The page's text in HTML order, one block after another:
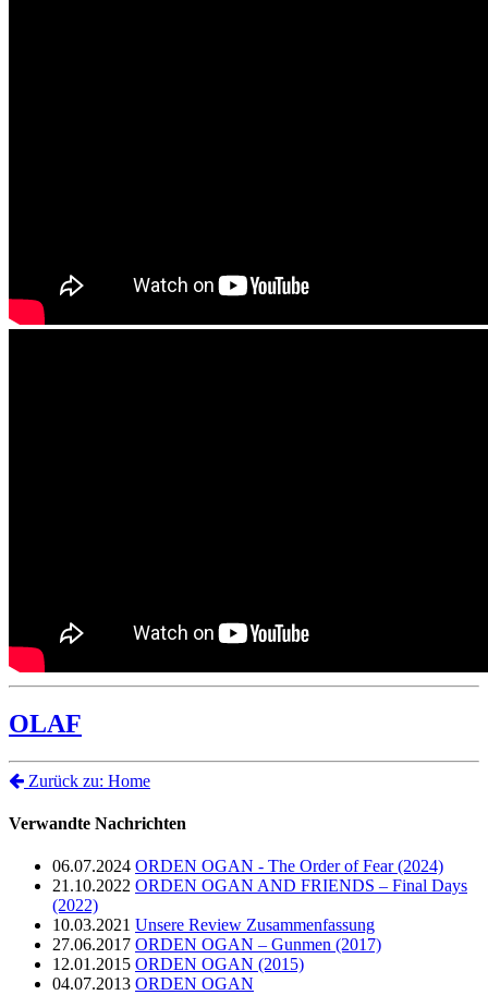
OLAF
Zurück zu: Home
Verwandte Nachrichten
06.07.2024 ORDEN OGAN - The Order of Fear (2024)
21.10.2022 ORDEN OGAN AND FRIENDS – Final Days
(2022)
10.03.2021 Unsere Review Zusammenfassung
27.06.2017 ORDEN OGAN – Gunmen (2017)
12.01.2015 ORDEN OGAN (2015)
04.07.2013 ORDEN OGAN